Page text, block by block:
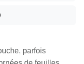
parfois